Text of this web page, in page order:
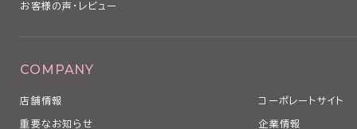
お客様の声・レビュー
COMPANY
店舗情報 コーポレートサイト
重要なお知らせ 企業情報